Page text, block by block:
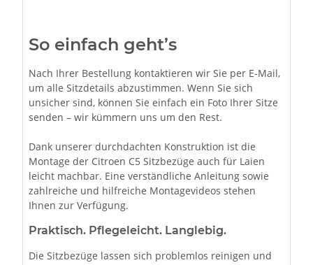
So einfach geht’s
Nach Ihrer Bestellung kontaktieren wir Sie per E-Mail,
um alle Sitzdetails abzustimmen. Wenn Sie sich
unsicher sind, können Sie einfach ein Foto Ihrer Sitze
senden – wir kümmern uns um den Rest.
Dank unserer durchdachten Konstruktion ist die
Montage der Citroen C5 Sitzbezüge auch für Laien
leicht machbar. Eine verständliche Anleitung sowie
zahlreiche und hilfreiche Montagevideos stehen
Ihnen zur Verfügung.
Praktisch. Pflegeleicht. Langlebig.
Die Sitzbezüge lassen sich problemlos reinigen und